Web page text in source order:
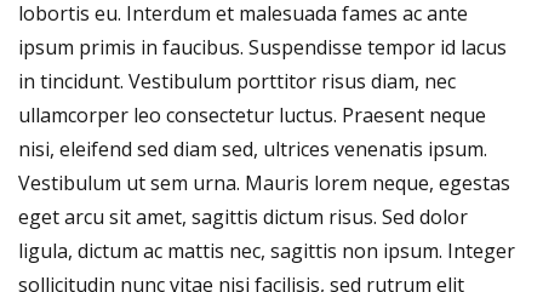
lobortis eu. Interdum et malesuada fames ac ante
ipsum primis in faucibus. Suspendisse tempor id lacus
in tincidunt. Vestibulum porttitor risus diam, nec
ullamcorper leo consectetur luctus. Praesent neque
nisi, eleifend sed diam sed, ultrices venenatis ipsum.
Vestibulum ut sem urna. Mauris lorem neque, egestas
eget arcu sit amet, sagittis dictum risus. Sed dolor
ligula, dictum ac mattis nec, sagittis non ipsum. Integer
sollicitudin nunc vitae nisi facilisis, sed rutrum elit